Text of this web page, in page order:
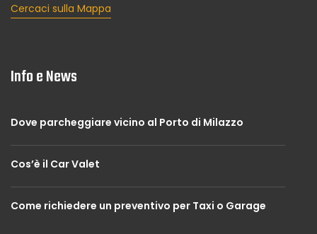
Cercaci sulla Mappa
Info e News
Dove parcheggiare vicino al Porto di Milazzo
Cos’è il Car Valet
Come richiedere un preventivo per Taxi o Garage